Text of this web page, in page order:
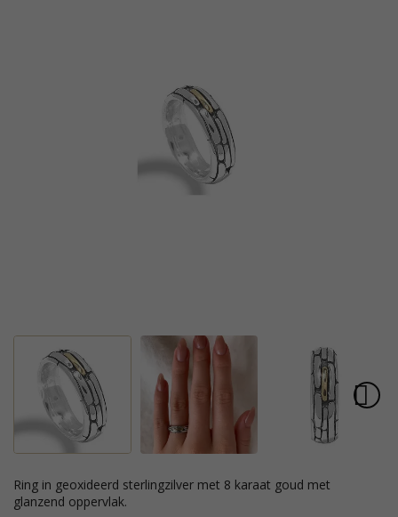
ring in geoxideerd sterlingzilver met 8 karaat goud met
glanzend oppervlak.